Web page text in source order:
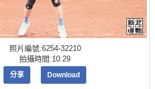
照片編號:6254-32210
拍攝時間:10:29
分享 Download